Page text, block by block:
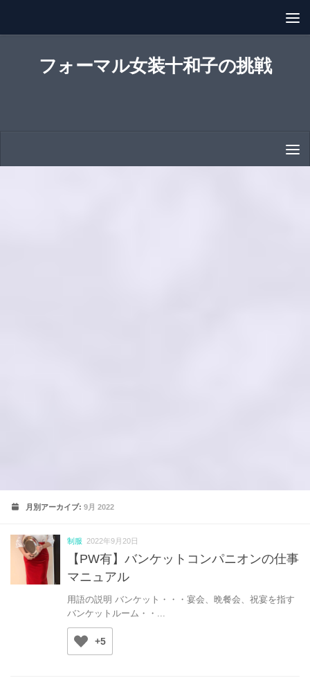
フォーマル女装十和子の挑戦
月別アーカイブ:9月 2022
制服 2022年9月20日
【PW有】バンケットコンパニオンの仕事
マニュアル
用語の説明 バンケット・・・宴会、晩餐会、祝宴を指す
バンケットルーム・・...
+5